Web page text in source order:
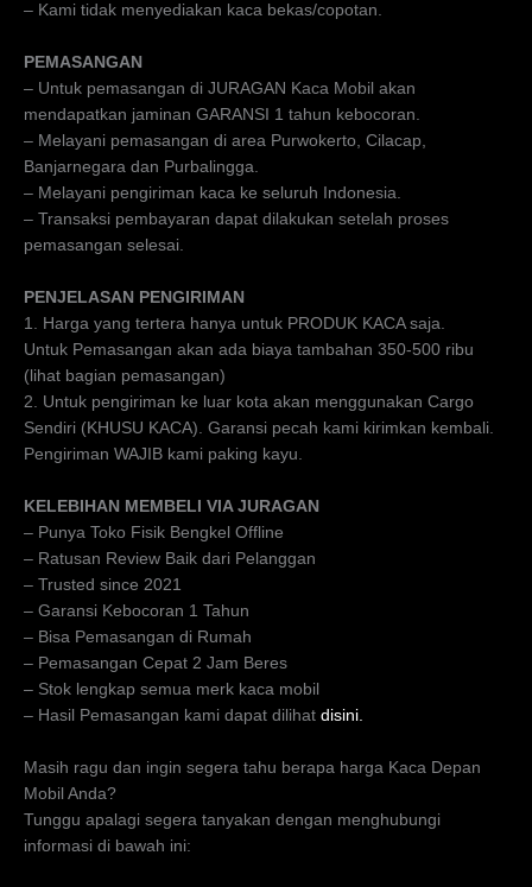
– Kami tidak menyediakan kaca bekas/copotan.
PEMASANGAN
– Untuk pemasangan di JURAGAN Kaca Mobil akan
mendapatkan jaminan GARANSI 1 tahun kebocoran.
– Melayani pemasangan di area Purwokerto, Cilacap,
Banjarnegara dan Purbalingga.
– Melayani pengiriman kaca ke seluruh Indonesia.
– Transaksi pembayaran dapat dilakukan setelah proses
pemasangan selesai.
PENJELASAN PENGIRIMAN
1. Harga yang tertera hanya untuk PRODUK KACA saja.
Untuk Pemasangan akan ada biaya tambahan 350-500 ribu
(lihat bagian pemasangan)
2. Untuk pengiriman ke luar kota akan menggunakan Cargo
Sendiri (KHUSU KACA). Garansi pecah kami kirimkan kembali.
Pengiriman WAJIB kami paking kayu.
KELEBIHAN MEMBELI VIA JURAGAN
– Punya Toko Fisik Bengkel Offline
– Ratusan Review Baik dari Pelanggan
– Trusted since 2021
– Garansi Kebocoran 1 Tahun
– Bisa Pemasangan di Rumah
– Pemasangan Cepat 2 Jam Beres
– Stok lengkap semua merk kaca mobil
– Hasil Pemasangan kami dapat dilihat disini.
Masih ragu dan ingin segera tahu berapa harga Kaca Depan
Mobil Anda?
Tunggu apalagi segera tanyakan dengan menghubungi
informasi di bawah ini: